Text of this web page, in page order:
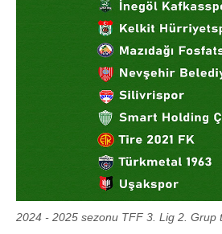
2024 - 2025 sezonu TFF 3. Lig 2. Grup